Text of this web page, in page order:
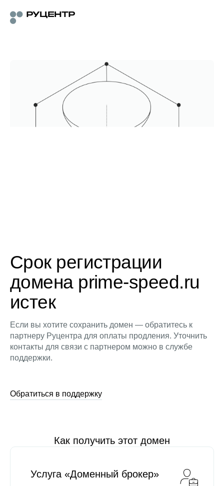
Срок регистрации
домена prime-speed.ru
истек
Если вы хотите сохранить домен — обратитесь к
партнеру Руцентра для оплаты продления. Уточнить
контакты для связи с партнером можно в службе
поддержки.
Обратиться в поддержку
Как получить этот домен
Услуга «Доменный брокер»